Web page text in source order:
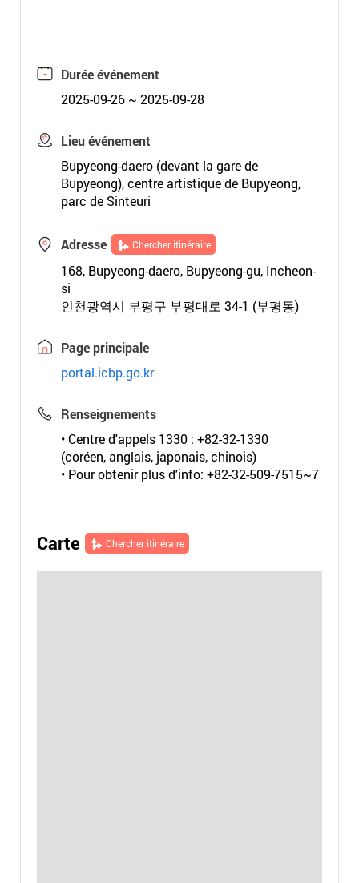
Durée événement
2025-09-26 ~ 2025-09-28
Lieu événement
Bupyeong-daero (devant la gare de
Bupyeong), centre artistique de Bupyeong,
parc de Sinteuri
Adresse Chercher itinéraire
168, Bupyeong-daero, Bupyeong-gu, Incheon-
si
인천광역시 부평구 부평대로 34-1 (부평동)
Page principale
portal.icbp.go.kr
Renseignements
• Centre d'appels 1330 : +82-32-1330
(coréen, anglais, japonais, chinois)
• Pour obtenir plus d'info: +82-32-509-7515~7
Carte Chercher itinéraire